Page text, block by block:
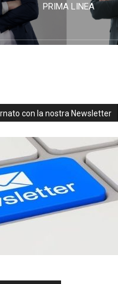
PRIMA LINEA
con la nostra Newsletter